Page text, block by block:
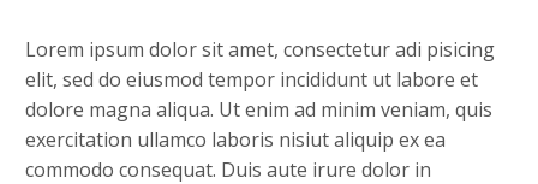
Lorem ipsum dolor sit amet, consectetur adi pisicing
elit, sed do eiusmod tempor incididunt ut labore et
dolore magna aliqua. Ut enim ad minim veniam, quis
exercitation ullamco laboris nisiut aliquip ex ea
commodo consequat. Duis aute irure dolor in